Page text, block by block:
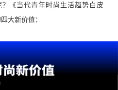
《当代青年时尚生活趋势白皮
大新价值：